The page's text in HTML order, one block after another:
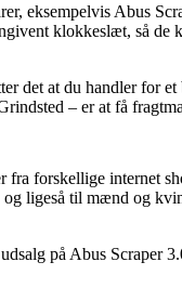
eksempelvis Abus
klokkeslæt, så
det at du handler for
– er at få
forskellige internet
ligeså til mænd og
på Abus Scraper